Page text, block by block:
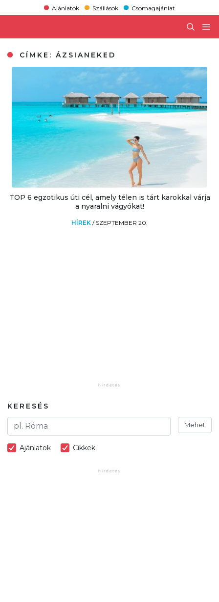
Ajánlatok Szállások Csomagajánlat
CÍMKE:ÁZSIANEKED
TOP 6 egzotikus úti cél, amely télen is tárt karokkal várja
a nyaralni vágyókat!
HÍREK / SZEPTEMBER 20.
KERESÉS
Mehet
Ajánlatok Cikkek